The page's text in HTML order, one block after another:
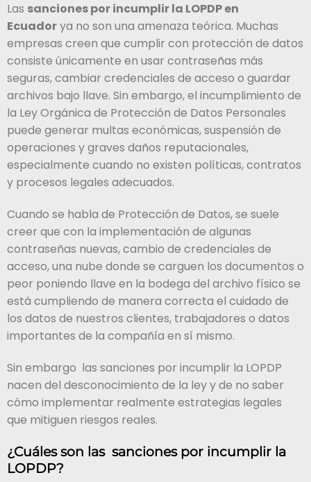
Las sanciones por incumplir la LOPDP en
Ecuadorya no son una amenaza teórica. Muchas
empresas creen que cumplir con protección de datos
consiste únicamente en usar contraseñas más
seguras, cambiar credenciales de acceso o guardar
archivos bajo llave. Sin embargo, el incumplimiento de
la Ley Orgánica de Protección de Datos Personales
puede generar multas económicas, suspensión de
operaciones y graves daños reputacionales,
especialmente cuando no existen políticas, contratos
y procesos legales adecuados.
Cuando se habla de Protección de Datos, se suele
creer que con la implementación de algunas
contraseñas nuevas, cambio de credenciales de
acceso, una nube donde se carguen los documentos o
peor poniendo llave en la bodega del archivo físico se
está cumpliendo de manera correcta el cuidado de
los datos de nuestros clientes, trabajadores o datos
importantes de la compañía en sí mismo.
Sin embargo las sanciones por incumplir la LOPDP
nacen del desconocimiento de la ley y de no saber
cómo implementar realmente estrategias legales
que mitiguen riesgos reales.
¿Cuáles son las sanciones por incumplir la
LOPDP?